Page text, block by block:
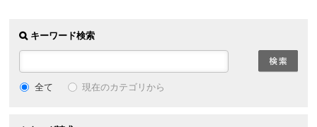
キーワード検索
全て 現在のカテゴリから